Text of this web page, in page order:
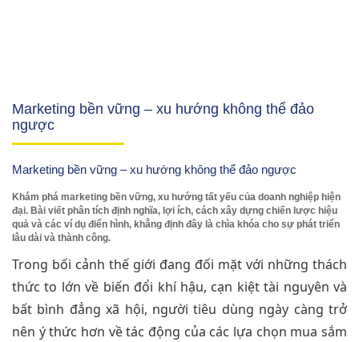
Marketing bền vững – xu hướng không thể đảo
ngược
Marketing bền vững – xu hướng không thể đảo ngược
Khám phá marketing bền vững, xu hướng tất yếu của doanh nghiệp hiện
đại. Bài viết phân tích định nghĩa, lợi ích, cách xây dựng chiến lược hiệu
quả và các ví dụ điển hình, khẳng định đây là chìa khóa cho sự phát triển
lâu dài và thành công.
Trong bối cảnh thế giới đang đối mặt với những thách
thức to lớn về biến đổi khí hậu, cạn kiệt tài nguyên và
bất bình đẳng xã hội, người tiêu dùng ngày càng trở
nên ý thức hơn về tác động của các lựa chọn mua sắm